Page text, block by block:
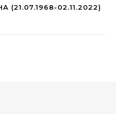
(21.07.1968-02.11.2022)